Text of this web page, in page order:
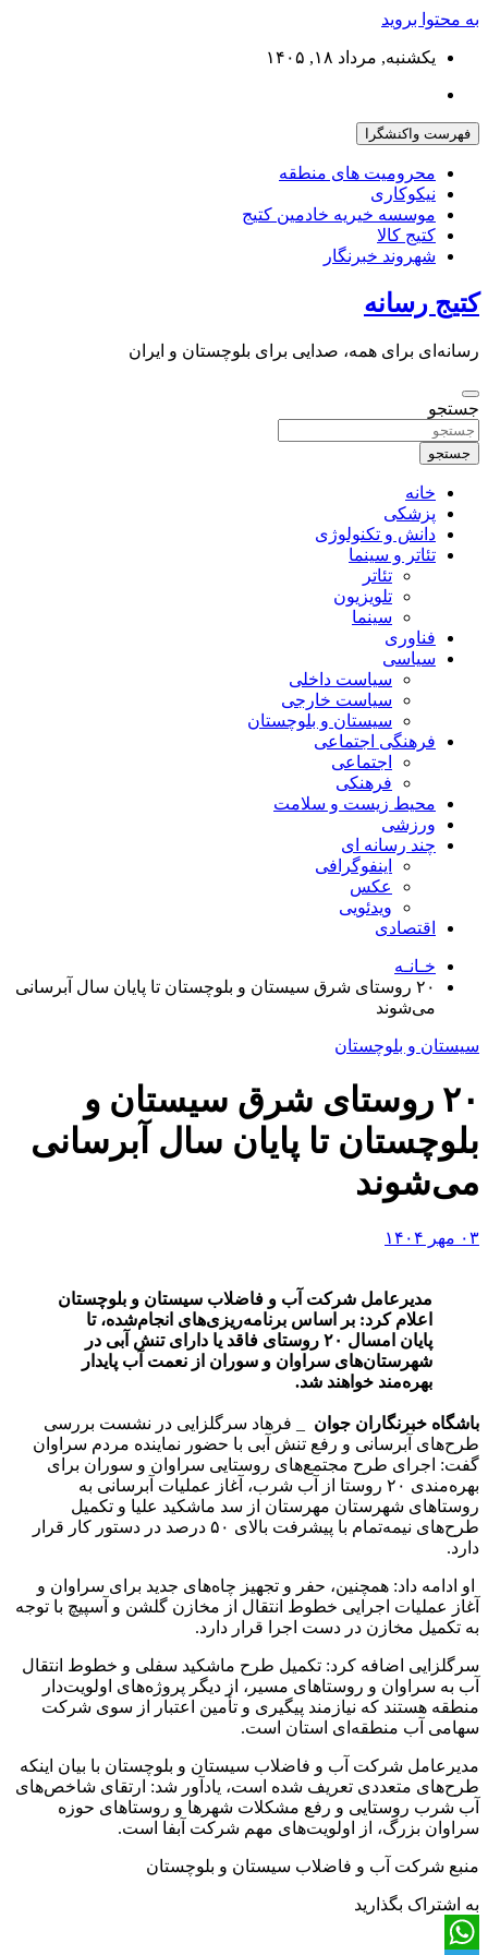
به محتوا بروید
یکشنبه, مرداد ۱۸, ۱۴۰۵
فهرست واکنشگرا
محرومیت های منطقه
نیکوکاری
موسسه خیریه خادمین کتیج
کتیج کالا
شهروند خبرنگار
کتیج رسانه
رسانه‌ای برای همه، صدایی برای بلوچستان و ایران
جستجو
جستجو
خانه
پزشکی
دانش و تکنولوژی
تئاتر و سینما
تئاتر
تلویزیون
سینما
فناوری
سیاسی
سیاست داخلی
سیاست خارجی
سیستان و بلوچستان
فرهنگی اجتماعی
اجتماعی
فرهنکی
محیط زیست و سلامت
ورزشی
چند رسانه ای
اینفوگرافی
عکس
ویدئویی
اقتصادی
خـانـه
۲۰ روستای شرق سیستان و بلوچستان تا پایان سال آبرسانی
می‌شوند
سیستان و بلوچستان
۲۰ روستای شرق سیستان و
بلوچستان تا پایان سال آبرسانی
می‌شوند
۰۳ مهر ۱۴۰۴
مدیرعامل شرکت آب و فاضلاب سیستان و بلوچستان
اعلام کرد: بر اساس برنامه‌ریزی‌های انجام‌شده، تا
پایان امسال ۲۰ روستای فاقد یا دارای تنش آبی در
شهرستان‌های سراوان و سوران از نعمت آب پایدار
بهره‌مند خواهند شد.
باشگاه خبرنگاران جوان _ فرهاد سرگلزایی در نشست بررسی
طرح‌های آبرسانی و رفع تنش آبی با حضور نماینده مردم سراوان
گفت: اجرای طرح مجتمع‌های روستایی سراوان و سوران برای
بهره‌مندی ۲۰ روستا از آب شرب، آغاز عملیات آبرسانی به
روستا‌های شهرستان مهرستان از سد ماشکید علیا و تکمیل
طرح‌های نیمه‌تمام با پیشرفت بالای ۵۰ درصد در دستور کار قرار
دارد.
او ادامه داد: همچنین، حفر و تجهیز چاه‌های جدید برای سراوان و
آغاز عملیات اجرایی خطوط انتقال از مخازن گلشن و آسپیچ با توجه
به تکمیل مخازن در دست اجرا قرار دارد.
سرگلزایی اضافه کرد: تکمیل طرح ماشکید سفلی و خطوط انتقال
آب به سراوان و روستا‌های مسیر، از دیگر پروژه‌های اولویت‌دار
منطقه هستند که نیازمند پیگیری و تأمین اعتبار از سوی شرکت
سهامی آب منطقه‌ای استان است.
مدیرعامل شرکت آب و فاضلاب سیستان و بلوچستان با بیان اینکه
طرح‌های متعددی تعریف شده است، یادآور شد: ارتقای شاخص‌های
آب شرب روستایی و رفع مشکلات شهر‌ها و روستا‌های حوزه
سراوان بزرگ، از اولویت‌های مهم شرکت آبفا است.
منبع شرکت آب و فاضلاب سیستان و بلوچستان
به اشتراک بگذارید